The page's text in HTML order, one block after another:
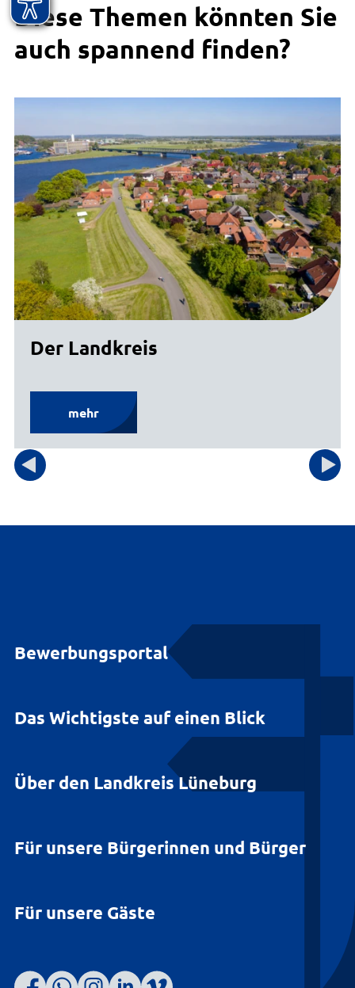
Diese Themen könnten Sie
auch spannend finden?
Der Landkreis
mehr
Bewerbungsportal
Das Wichtigste auf einen Blick
Über den Landkreis Lüneburg
Für unsere Bürgerinnen und Bürger
Für unsere Gäste